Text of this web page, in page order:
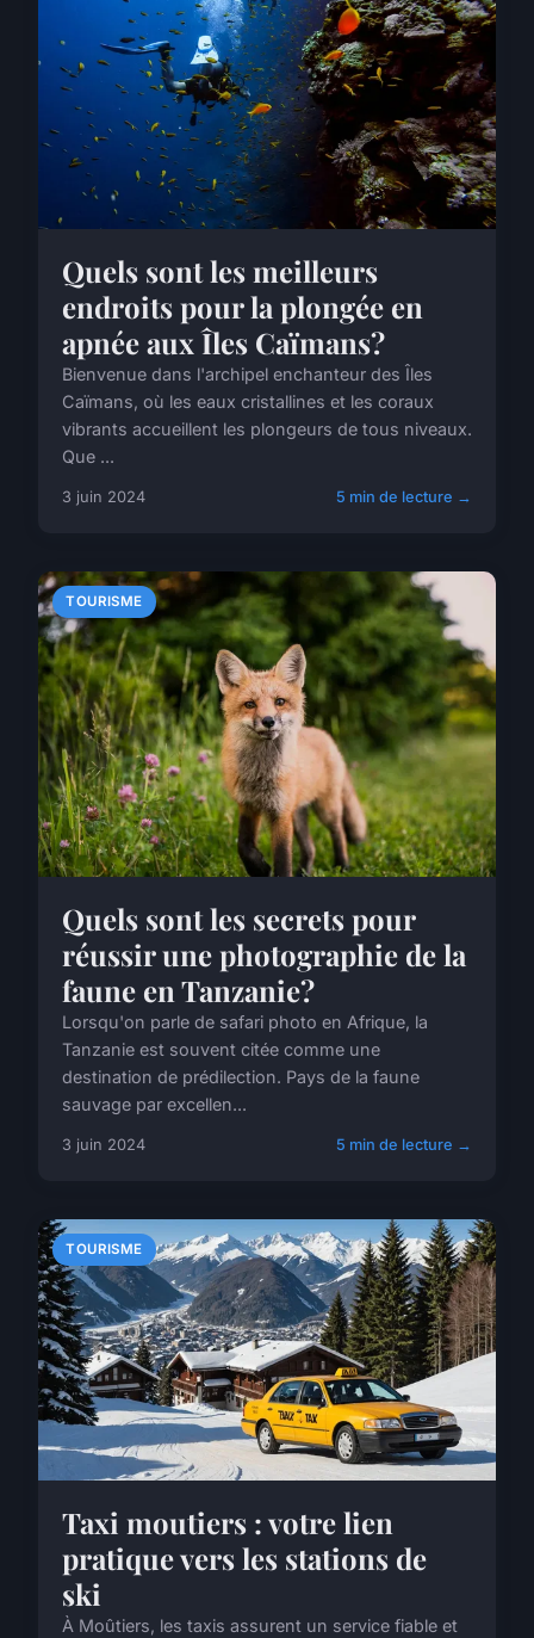
Quels sont les meilleurs
endroits pour la plongée en
apnée aux Îles Caïmans?
Bienvenue dans l'archipel enchanteur des Îles
Caïmans, où les eaux cristallines et les coraux
vibrants accueillent les plongeurs de tous niveaux.
Que ...
3 juin 2024 5 min de lecture →
TOURISME
Quels sont les secrets pour
réussir une photographie de la
faune en Tanzanie?
Lorsqu'on parle de safari photo en Afrique, la
Tanzanie est souvent citée comme une
destination de prédilection. Pays de la faune
sauvage par excellen...
3 juin 2024 5 min de lecture →
TOURISME
Taxi moutiers : votre lien
pratique vers les stations de
ski
À Moûtiers, les taxis assurent un service fiable et